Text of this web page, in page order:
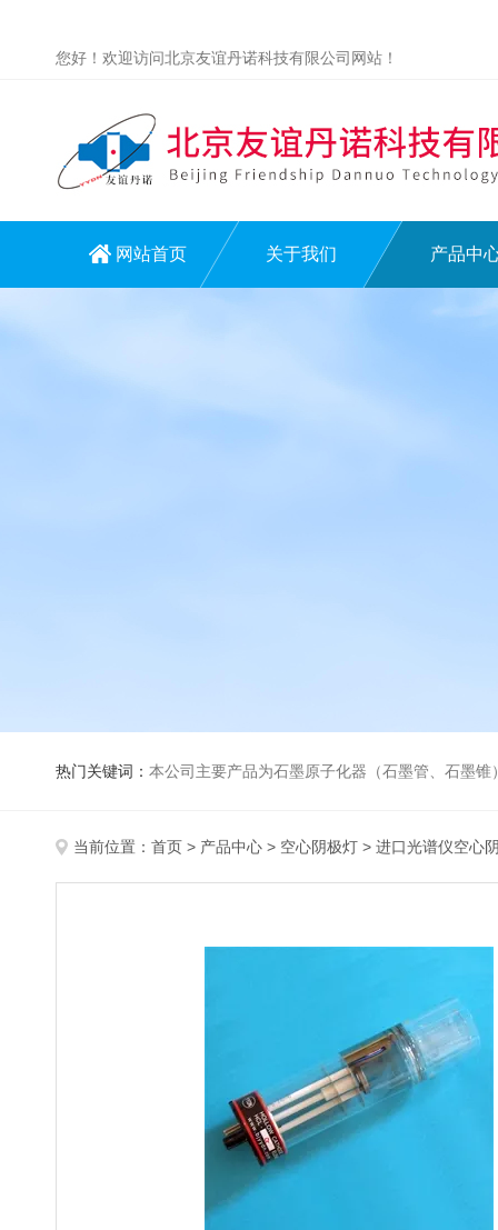
您好！欢迎访问北京友谊丹诺科技有限公司网站！
网站首页 关于我们 产品中
热门关键词： 本公司主要产品为石墨原子化器（石墨管、石墨锥）、元素空心阴极灯、氘灯、空心
当前位置： 首页 > 产品中心 > 空心阴极灯 > 进口光谱仪空心